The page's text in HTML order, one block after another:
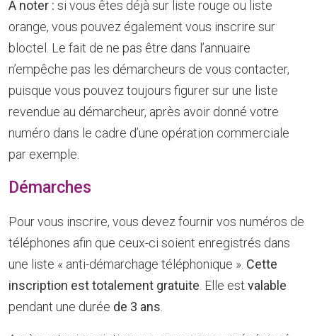
A noter : si vous êtes déjà sur liste rouge ou liste
orange, vous pouvez également vous inscrire sur
bloctel. Le fait de ne pas être dans l’annuaire
n’empêche pas les démarcheurs de vous contacter,
puisque vous pouvez toujours figurer sur une liste
revendue au démarcheur, après avoir donné votre
numéro dans le cadre d’une opération commerciale
par exemple.
Démarches
Pour vous inscrire, vous devez fournir vos numéros de
téléphones afin que ceux-ci soient enregistrés dans
une liste « anti-démarchage téléphonique ». Cette
inscription est totalement gratuite . Elle est valable
pendant une durée de 3 ans